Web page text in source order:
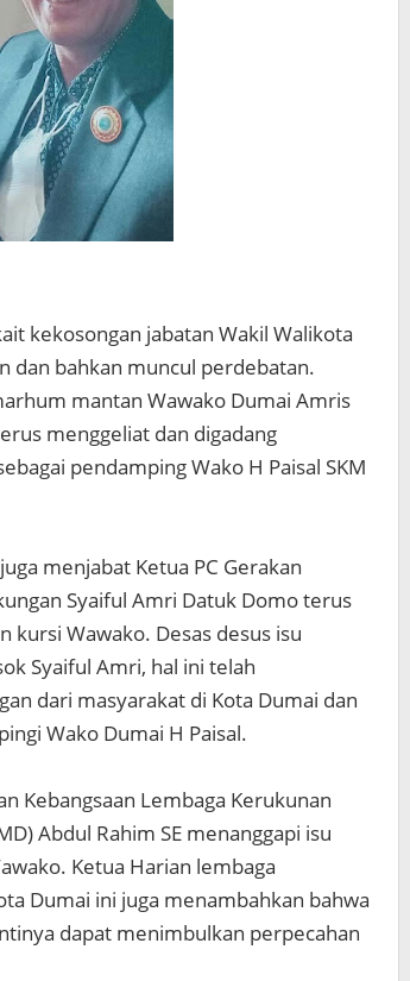
kekosongan jabatan Wakil Walikota
dan bahkan muncul perdebatan.
mantan Wawako Dumai Amris
menggeliat dan digadang
pendamping Wako H Paisal SKM
menjabat Ketua PC Gerakan
Syaiful Amri Datuk Domo terus
Wawako. Desas desus isu
Syaiful Amri, hal ini telah
dari masyarakat di Kota Dumai dan
Wako Dumai H Paisal.
Kebangsaan Lembaga Kerukunan
Abdul Rahim SE menanggapi isu
Ketua Harian lembaga
Dumai ini juga menambahkan bahwa
dapat menimbulkan perpecahan